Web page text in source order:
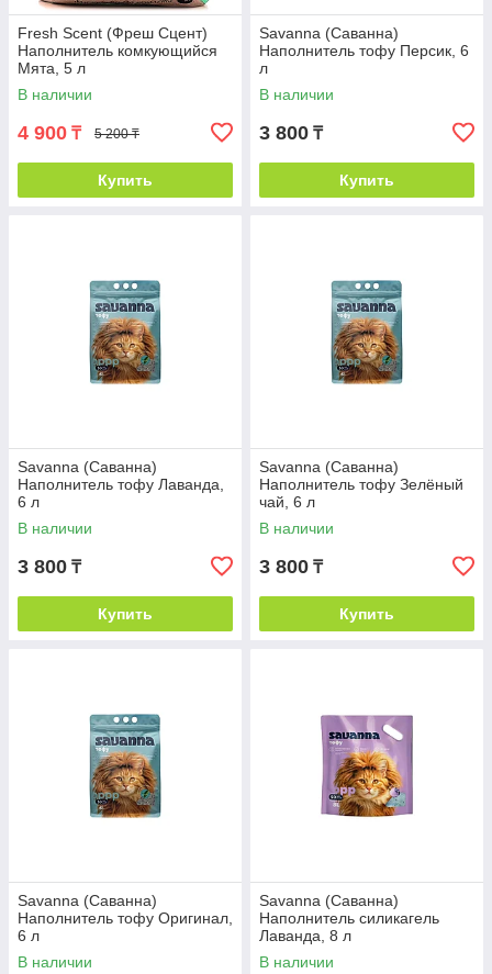
Fresh Scent (Фреш Сцент)
Наполнитель комкующийся
Мята, 5 л
В наличии
4 900 ₸ 5 200 ₸
Купить
Savanna (Саванна)
Наполнитель тофу Персик, 6
л
В наличии
3 800 ₸
Купить
Savanna (Саванна)
Наполнитель тофу Лаванда,
6 л
В наличии
3 800 ₸
Купить
Savanna (Саванна)
Наполнитель тофу Зелёный
чай, 6 л
В наличии
3 800 ₸
Купить
Savanna (Саванна)
Наполнитель тофу Оригинал,
6 л
В наличии
Savanna (Саванна)
Наполнитель силикагель
Лаванда, 8 л
В наличии